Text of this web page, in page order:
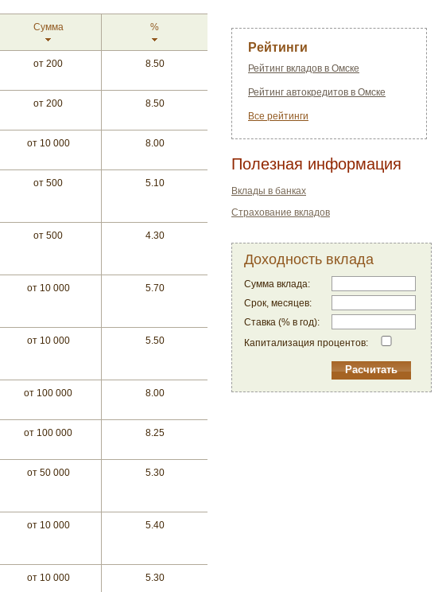
Сумма %
от 200 8.50
от 200 8.50
от 10 000 8.00
от 500 5.10
от 500 4.30
от 10 000 5.70
от 10 000 5.50
от 100 000 8.00
от 100 000 8.25
от 50 000 5.30
от 10 000 5.40
от 10 000 5.30
Рейтинги
Рейтинг вкладов в Омске
Рейтинг автокредитов в Омске
Все рейтинги
Полезная информация
Вклады в банках
Страхование вкладов
Доходность вклада
Сумма вклада:
Срок, месяцев:
Ставка (% в год):
Капитализация процентов: